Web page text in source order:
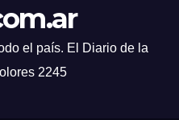
el país. El Diario de la
2245